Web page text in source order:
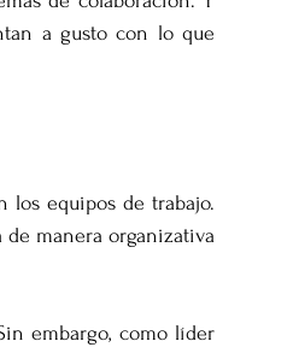
a gusto con lo que
los equipos de trabajo.
de manera organizativa
embargo, como líder